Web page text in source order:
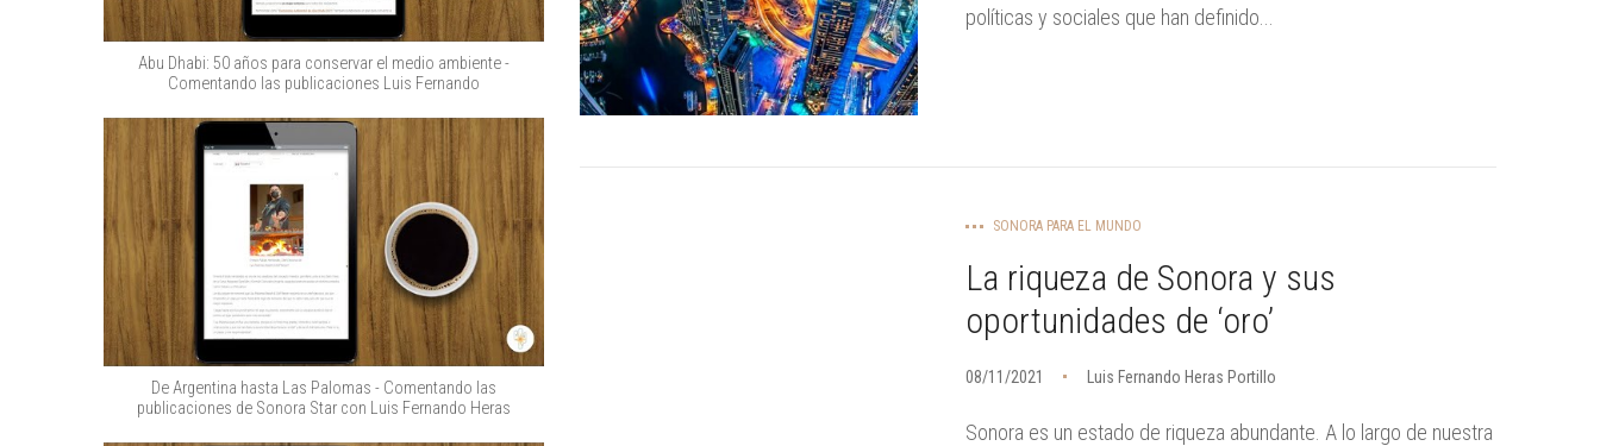
políticas y sociales que han definido...
SONORA PARA EL MUNDO
La riqueza de Sonora y sus
oportunidades de ‘oro’
08/11/2021 Luis Fernando Heras Portillo
Sonora es un estado de riqueza abundante. A lo largo de nuestra
Abu Dhabi: 50 años para conservar el medio ambiente -
Comentando las publicaciones Luis Fernando
De Argentina hasta Las Palomas - Comentando las
publicaciones de Sonora Star con Luis Fernando Heras